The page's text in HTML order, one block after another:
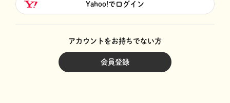
Yahoo!でログイン
アカウントをお持ちでない方
会員登録